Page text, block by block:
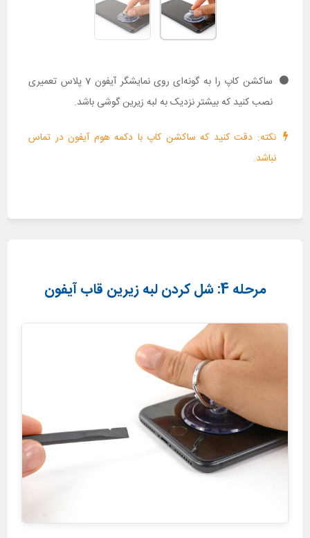
ساکشن کاپ را به گونه‌ای روی نمایشگر آیفون 7 پلاس تعمیری
نصب کنید که بیشتر نزدیک به لبه زیرین گوشی باشد.
نکته: دقت کنید که ساکشن کاپ با دکمه هوم آیفون در تماس
نباشد.
مرحله 4: شل کردن لبه زیرین قاب آیفون